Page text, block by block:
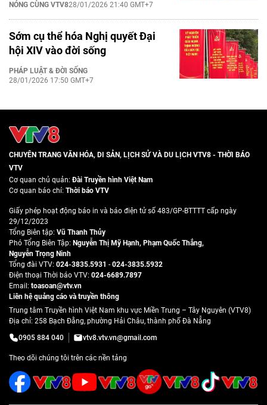
NÓNG CÙNG VTV828/01/2026 21:40 GMT+7
Sớm cụ thể hóa Nghị quyết Đại
hội XIV vào đời sống
PHÁP LUẬT & ĐỜI SỐNG
28/01/2026 17:50 GMT+7
CHUYÊN TRANG VĂN HÓA, DI SẢN, LỊCH SỬ VÀ DU LỊCH VTV8 - THỜI BÁO
VTV
Cơ quan chủ quản:Đài Truyền hình Việt Nam
Cơ quan báo chí: Thời báo VTV
Giấy phép hoạt động báo in và báo điện tử số 483/GP-BTTTT cấp ngày
29/12/2023
Tổng Biên tập: Vũ Thanh Thủy
Phó Tổng Biên Tập: Nguyễn Thị Mỹ Hạnh, Phạm Quốc Thắng,
Nguyễn Trọng Ninh
Tổng đài VTV: 024-3835.5931 - 024-3835.5932
Ðiện thoại Thời báo VTV: 024-6689.7897
Email: toasoan@vtv.vn
Liên hệ quảng cáo và truyền thông
Trung tâm Truyền hình Việt Nam khu vực Miền Trung – Tây Nguyên (VTV8)
Địa chỉ: 258 Bạch Đằng, phường Hải Châu, thành phố Đà Nẵng
0905 884 040
vtv8.vtv.vn@gmail.com
Theo dõi chúng tôi trên các nền tảng